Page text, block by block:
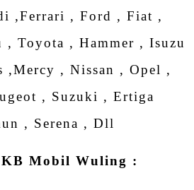
,Ferrari , Ford , Fiat ,
, Toyota , Hammer , Isuzu
,Mercy , Nissan , Opel ,
, Suzuki , Ertiga
, Serena , Dll
Mobil Wuling :